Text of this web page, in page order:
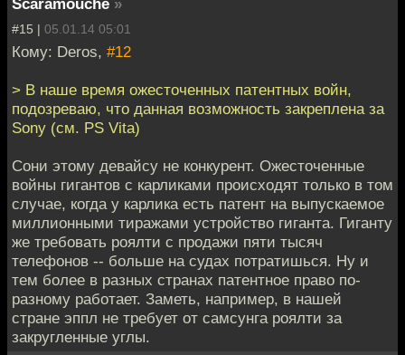
Scaramouche »
#15 | 05.01.14 05:01
Кому: Deros, #12
> В наше время ожесточенных патентных войн,
подозреваю, что данная возможность закреплена за
Sony (см. PS Vita)
Сони этому девайсу не конкурент. Ожесточенные
войны гигантов с карликами происходят только в том
случае, когда у карлика есть патент на выпускаемое
миллионными тиражами устройство гиганта. Гиганту
же требовать роялти с продажи пяти тысяч
телефонов -- больше на судах потратишься. Ну и
тем более в разных странах патентное право по-
разному работает. Заметь, например, в нашей
стране эппл не требует от самсунга роялти за
закругленные углы.